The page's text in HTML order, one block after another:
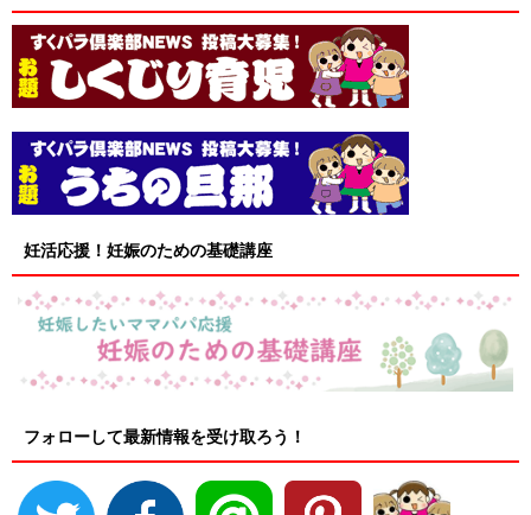
妊活応援！妊娠のための基礎講座
フォローして最新情報を受け取ろう！